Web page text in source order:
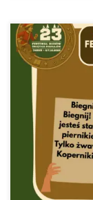
Festiwal Biegów
Instagram
Festiwalu —